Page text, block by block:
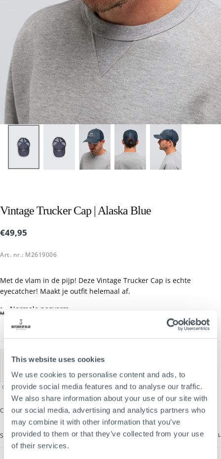
This website uses cookies
We use cookies to personalise content and ads, to
provide social media features and to analyse our traffic.
We also share information about your use of our site with
our social media, advertising and analytics partners who
may combine it with other information that you’ve
provided to them or that they’ve collected from your use
of their services.
Vintage Trucker Cap | Alaska Blue
€49,95
Reguliere
€49,95
Art. nr.: M2619006
Met de vlam in de pijp! Deze Vintage Trucker Cap is echte
eyecatcher! Maakt je outfit helemaal af.
Normale pasvorm
One size fits all
MEER LEZEN
DK. GRANITE
ALASKA BLUE
COLOR ALASKA BLUE
SIZE ONE SIZE
MAATTABEL